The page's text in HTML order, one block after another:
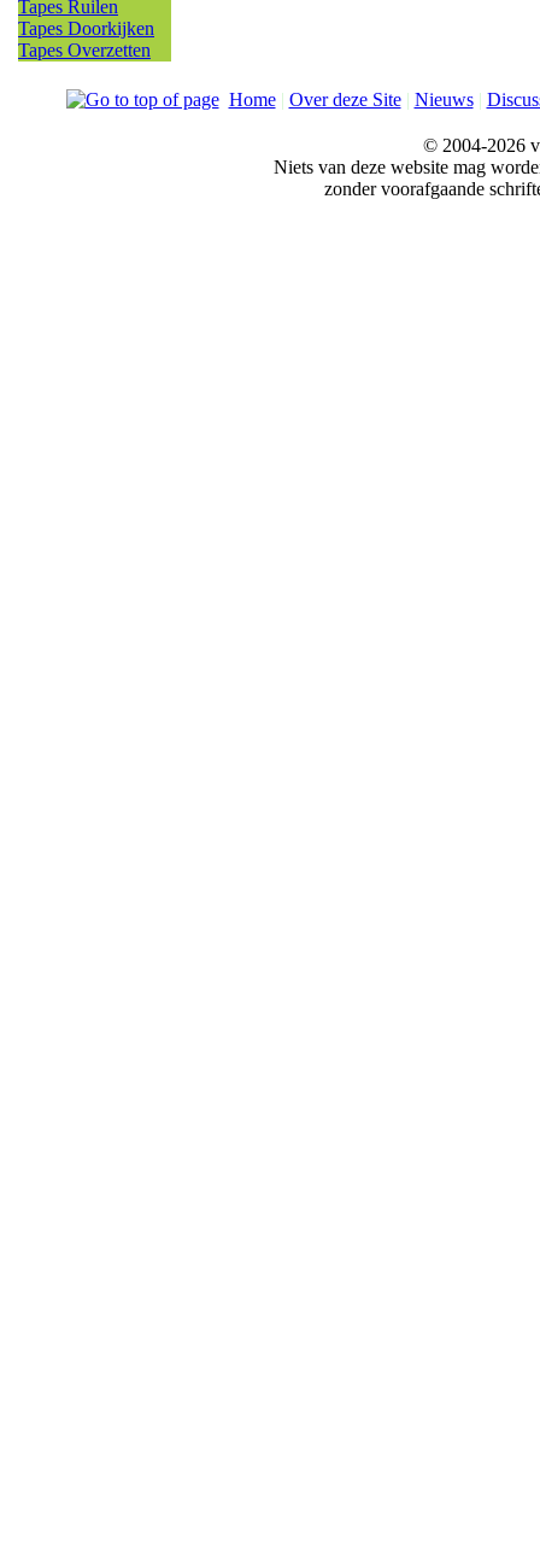
Tapes Ruilen
Tapes Doorkijken
Tapes Overzetten
Home| Over deze Site| Nieuws|
© 2004-2026
Niets van deze website mag
zonder voorafgaande